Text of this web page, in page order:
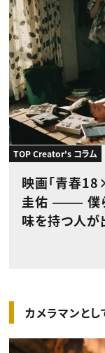
TOP Creator's コラム
映画「青春
圭佑 ——— 僕
味を持つ人が
カメラマンと